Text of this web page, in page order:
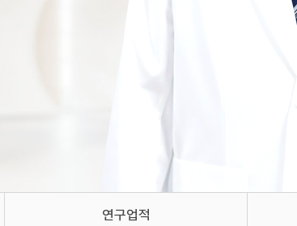
연구업적